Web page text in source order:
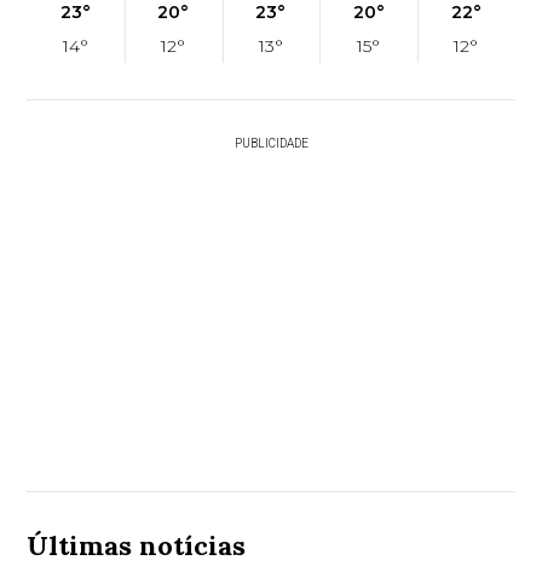
23°
14°
20°
12°
23°
13°
20°
15°
22°
12°
PUBLICIDADE
Últimas notícias